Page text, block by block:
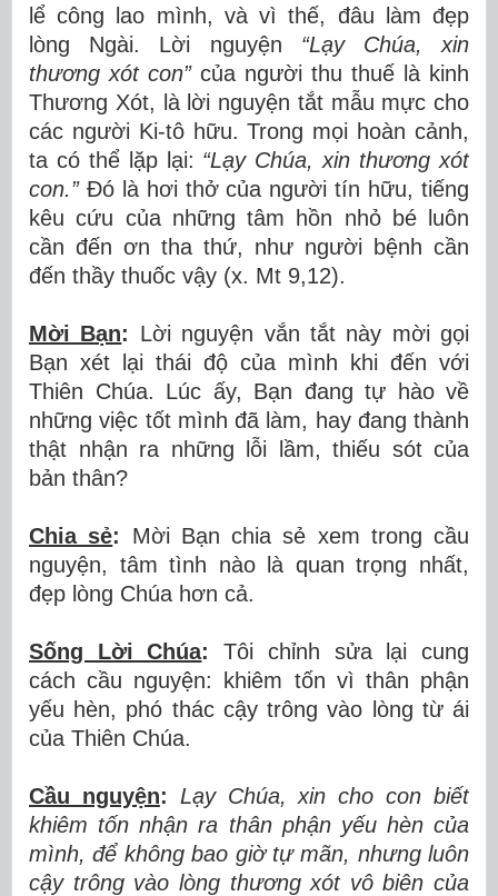
lể công lao mình, và vì thế, đâu làm đẹp
lòng Ngài. Lời nguyện “Lạy Chúa, xin
thương xót con”của người thu thuế là kinh
Thương Xót, là lời nguyện tắt mẫu mực cho
các người Ki-tô hữu. Trong mọi hoàn cảnh,
ta có thể lặp lại: “Lạy Chúa, xin thương xót
con.”Đó là hơi thở của người tín hữu, tiếng
kêu cứu của những tâm hồn nhỏ bé luôn
cần đến ơn tha thứ, như người bệnh cần
đến thầy thuốc vậy (x. Mt 9,12).
Mời Bạn: Lời nguyện vắn tắt này mời gọi
Bạn xét lại thái độ của mình khi đến với
Thiên Chúa. Lúc ấy, Bạn đang tự hào về
những việc tốt mình đã làm, hay đang thành
thật nhận ra những lỗi lầm, thiếu sót của
bản thân?
Chia sẻ:
Mời Bạn chia sẻ xem trong cầu
nguyện, tâm tình nào là quan trọng nhất,
đẹp lòng Chúa hơn cả.
Sống Lời Chúa:
Tôi chỉnh sửa lại cung
cách cầu nguyện: khiêm tốn vì thân phận
yếu hèn, phó thác cậy trông vào lòng từ ái
của Thiên Chúa.
Cầu nguyện: Lạy Chúa, xin cho con biết
khiêm tốn nhận ra thân phận yếu hèn của
mình, để không bao giờ tự mãn, nhưng luôn
cậy trông vào lòng thương xót vô biên của